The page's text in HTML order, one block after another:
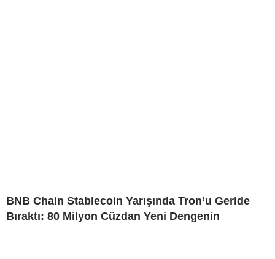
BNB Chain Stablecoin Yarışında Tron’u Geride
Bıraktı: 80 Milyon Cüzdan Yeni Dengenin